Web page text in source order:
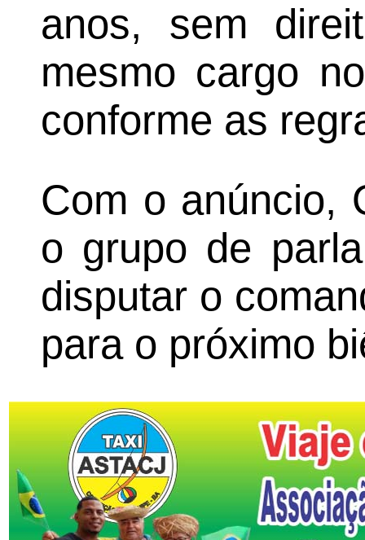
anos, sem
mesmo cargo
conforme as
Com o anúncio,
o grupo de
disputar o
para o próximo